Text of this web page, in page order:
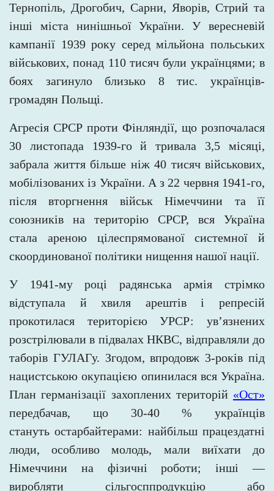
Тернопіль, Дрогобич, Сарни, Яворів, Стрий та
інші міста нинішньої України. У вересневій
кампанії 1939 року серед мільйона польських
військових, понад 110 тисяч були українцями; в
боях загинуло близько 8 тис. українців-
громадян Польщі.
Агресія СРСР проти Фінляндії, що розпочалася
30 листопада 1939-го й тривала 3,5 місяці,
забрала життя більше ніж 40 тисяч військових,
мобілізованих із України. А з 22 червня 1941-го,
після вторгнення військ Німеччини та її
союзників на територію СРСР, вся Україна
стала ареною цілеспрямованої системної й
скоординованої політики нищення нашої нації.
У 1941-му році радянська армія стрімко
відступала й хвиля арештів і репресій
прокотилася територією УРСР: ув’язнених
розстрілювали в підвалах НКВС, відправляли до
таборів ГУЛАГу. Згодом, впродовж 3-років під
нацистською окупацією опинилася вся Україна.
План германізації захоплених територій «Ост»
передбачав, що 30-40 % українців
стануть остарбайтерами: найбільш працездатні
люди, особливо молодь, мали виїхати до
Німеччини на фізичні роботи; інші —
виробляти сільгосппродукцію або